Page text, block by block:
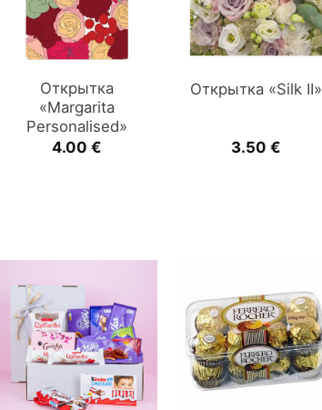
Открытка
«Margarita
Personalised»
4.00 €
Открытка «Silk II»
3.50€